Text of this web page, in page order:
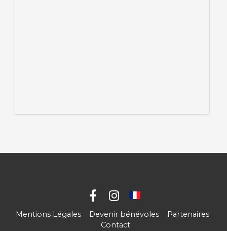
Mentions Légales Devenir bénévoles
Partenaires
Contact